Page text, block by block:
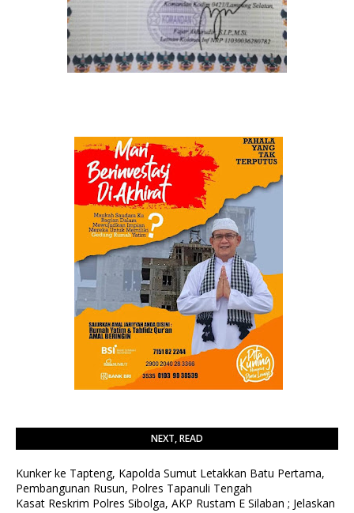
NEXT, READ
Kunker ke Tapteng, Kapolda Sumut Letakkan Batu Pertama,
Pembangunan Rusun, Polres Tapanuli Tengah
Kasat Reskrim Polres Sibolga, AKP Rustam E Silaban ; Jelaskan